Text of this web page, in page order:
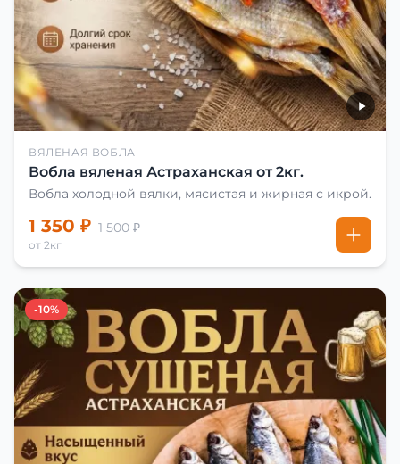
ВЯЛЕНАЯ ВОБЛА
Вобла вяленая Астраханская от 2кг.
Вобла холодной вялки, мясистая и жирная с икрой.
1 350 ₽ 1 500 ₽
от 2кг
-10%